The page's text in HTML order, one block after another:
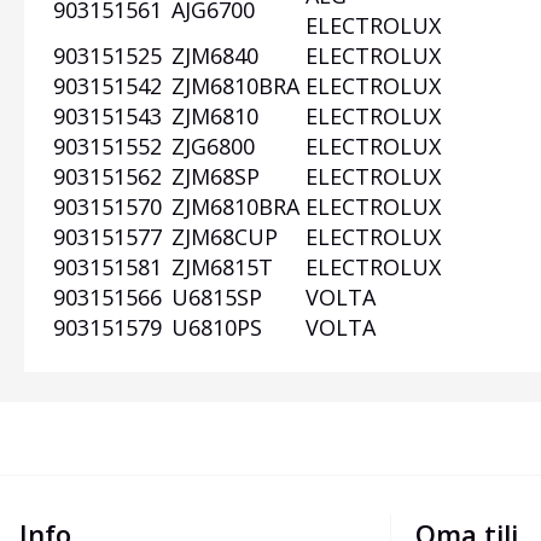
903151561 AJG6700
ELECTROLUX
903151525 ZJM6840
ELECTROLUX
903151542 ZJM6810BRA ELECTROLUX
903151543 ZJM6810
ELECTROLUX
903151552 ZJG6800
ELECTROLUX
903151562 ZJM68SP
ELECTROLUX
903151570 ZJM6810BRA ELECTROLUX
903151577 ZJM68CUP
ELECTROLUX
903151581 ZJM6815T
ELECTROLUX
903151566 U6815SP
VOLTA
903151579 U6810PS VOLTA